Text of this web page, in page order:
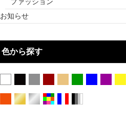
お知らせ
色から探す